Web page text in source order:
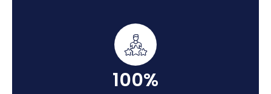
100%